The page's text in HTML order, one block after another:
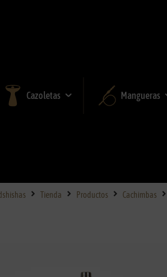
Cazoletas Mangueras
Tienda Productos Cachimbas